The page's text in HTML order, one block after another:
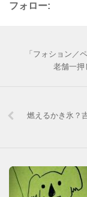
フォロー:
「フォション／
老舗一押
燃えるかき氷？